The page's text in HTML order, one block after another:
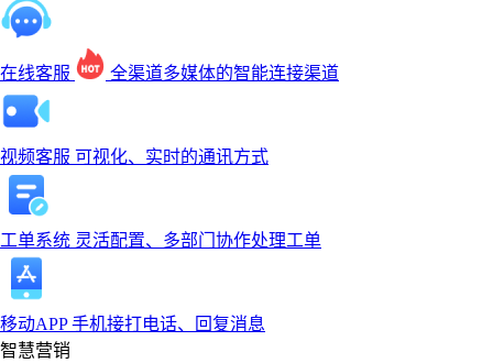
在线客服 全渠道多媒体的智能连接渠道
视频客服 可视化、实时的通讯方式
工单系统 灵活配置、多部门协作处理工单
移动APP手机接打电话、回复消息
智慧营销